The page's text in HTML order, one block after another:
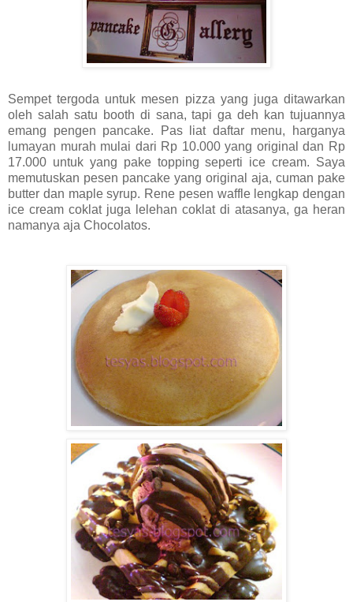
Sempet tergoda untuk mesen pizza yang juga ditawarkan
oleh salah satu booth di sana, tapi ga deh kan tujuannya
emang pengen pancake. Pas liat daftar menu, harganya
lumayan murah mulai dari Rp 10.000 yang original dan Rp
17.000 untuk yang pake topping seperti ice cream. Saya
memutuskan pesen pancake yang original aja, cuman pake
butter dan maple syrup. Rene pesen waffle lengkap dengan
ice cream coklat juga lelehan coklat di atasanya, ga heran
namanya aja Chocolatos.